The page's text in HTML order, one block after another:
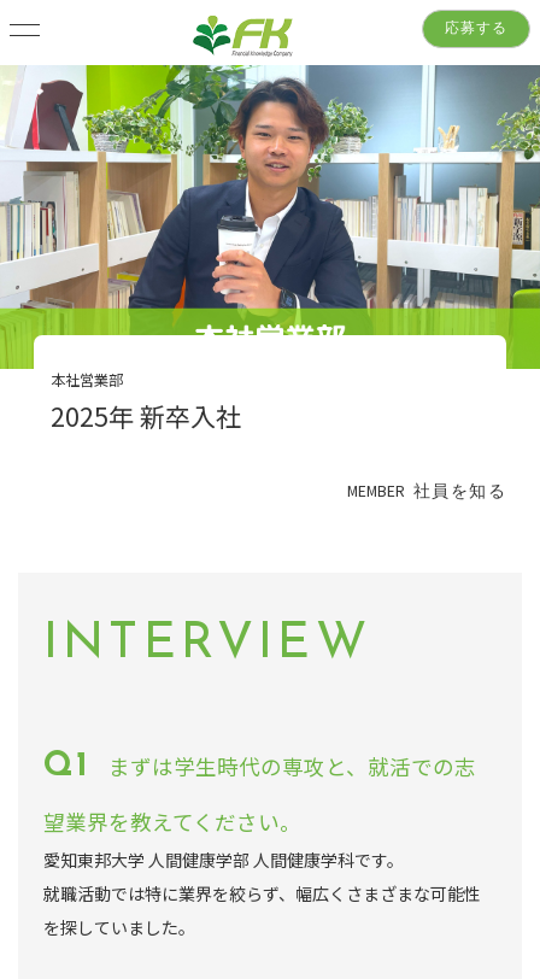
応募する
本社営業部
2025年 新卒入社
MEMBER 社員を知る
INTERVIEW
まずは学生時代の専攻と、就活での志
望業界を教えてください。
愛知東邦大学 人間健康学部 人間健康学科です。
就職活動では特に業界を絞らず、幅広くさまざまな可能性
を探していました。